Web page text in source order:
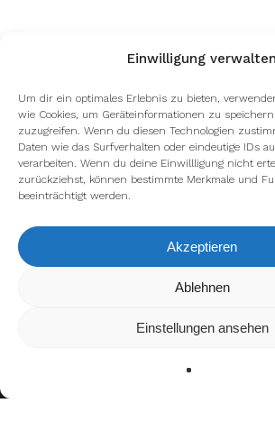
Einwilligung verwalten
Um dir ein optimales Erlebnis zu bieten,
wie Cookies, um Geräteinformationen zu
zuzugreifen. Wenn du diesen Technologien
Daten wie das Surfverhalten oder eindeutige IDs
verarbeiten. Wenn du deine Einwillligung nicht
zurückziehst, können bestimmte Merkmale und
beeinträchtigt werden.
Akzeptieren
Ablehnen
Einstellungen ansehen
facebook youtube
email
Wir verwenden Cookies, um dir die
kannst du erfahren,
verwenden oder sie ausschalten.